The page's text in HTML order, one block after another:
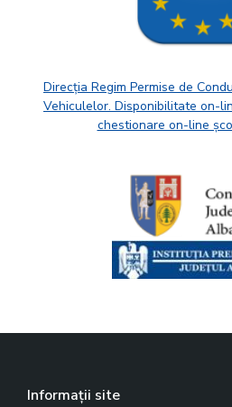
Direcția Regim Permise de
Vehiculelor. Disponibilitate on-
chestionare on-line
Informații site